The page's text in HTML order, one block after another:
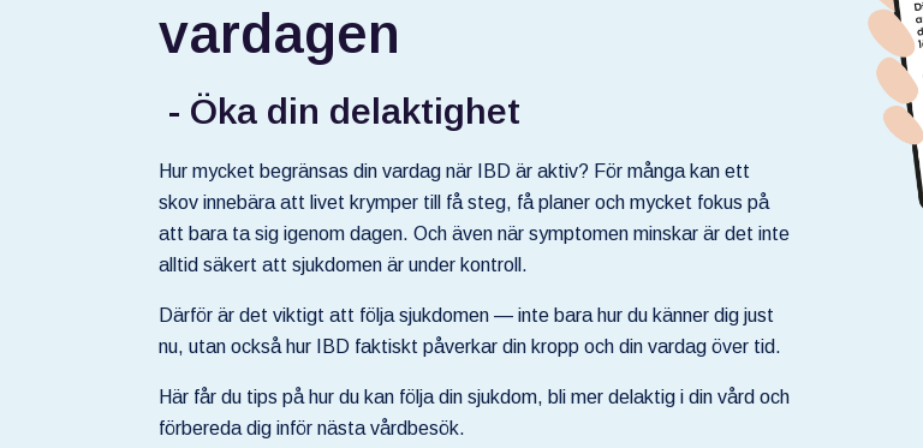
vardagen
- Öka din delaktighet
Hur mycket begränsas din vardag när IBD är aktiv? För många kan ett
skov innebära att livet krymper till få steg, få planer och mycket fokus på
att bara ta sig igenom dagen. Och även när symptomen minskar är det inte
alltid säkert att sjukdomen är under kontroll.
Därför är det viktigt att följa sjukdomen — inte bara hur du känner dig just
nu, utan också hur IBD faktiskt påverkar din kropp och din vardag över tid.
Här får du tips på hur du kan följa din sjukdom, bli mer delaktig i din vård och
förbereda dig inför nästa vårdbesök.